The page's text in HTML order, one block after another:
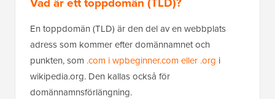
En toppdomän (TLD) är den del av en webbplats
adress som kommer efter domännamnet och
punkten, som .com i wpbeginner.com eller .org i
wikipedia.org. Den kallas också för
domännamnsförlängning.